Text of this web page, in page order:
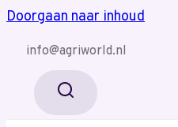
Doorgaan naar inhoud
info@agriworld.nl